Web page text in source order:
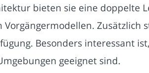
bieten sie eine doppelte
Zusätzlich
Besonders interessant
geeignet sind.